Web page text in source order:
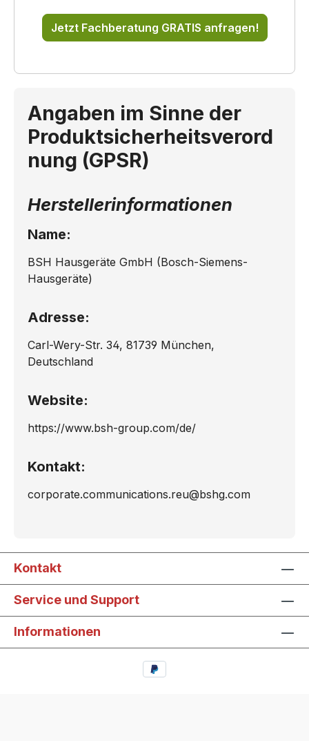
Jetzt Fachberatung GRATIS anfragen!
Angaben im Sinne der
Produktsicherheitsverord
nung (GPSR)
Herstellerinformationen
Name:
BSH Hausgeräte GmbH (Bosch-Siemens-
Hausgeräte)
Adresse:
Carl-Wery-Str. 34, 81739 München,
Deutschland
Website:
https://www.bsh-group.com/de/
Kontakt:
corporate.communications.reu@bshg.com
Kontakt
Service und Support
Informationen